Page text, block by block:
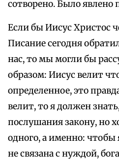
сотворено. Было явлено
Если бы Иисус Христос
Писание сегодня
нас, то мы могли бы
образом: Иисус велит
определенное, это
велит, то я должен
послушания закону, но
одного, а именно: чтобы
не связана с нуждой,